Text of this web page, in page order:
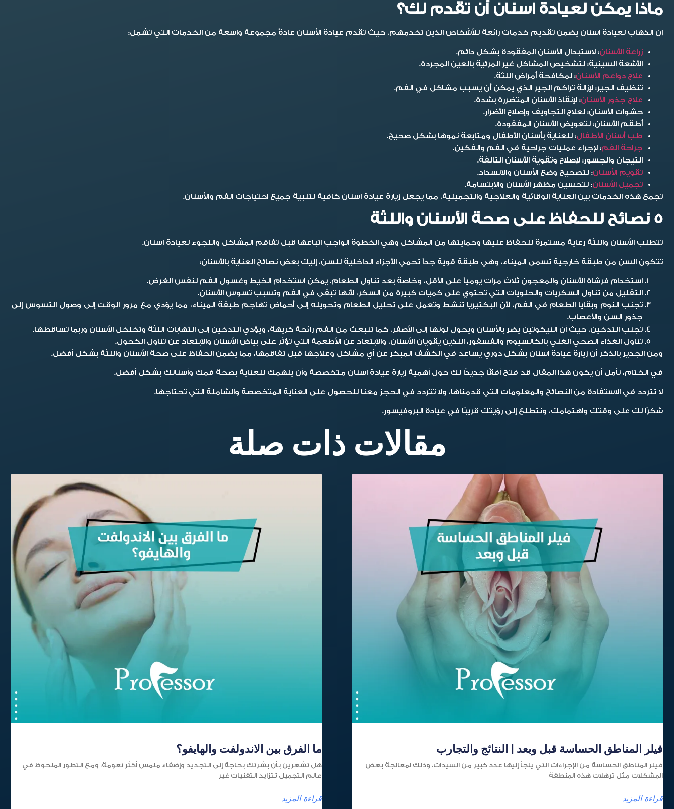
ماذا يمكن لعيادة اسنان أن تقدم لك؟
إن الذهاب لعيادة اسنان يضمن تقديم خدمات رائعة للأشخاص الذين تخدمهم، حيث تقدم عيادة الأسنان عادةً مجموعة واسعة من الخدمات التي تشمل:
زراعة الأسنان: لاستبدال الأسنان المفقودة بشكل دائم.
الأشعة السينية: لتشخيص المشاكل غير المرئية بالعين المجردة.
علاج دواعم الأسنان: لمكافحة أمراض اللثة.
تنظيف الجير: لإزالة تراكم الجير الذي يمكن أن يسبب مشاكل في الفم.
علاج جذور الأسنان: لإنقاذ الأسنان المتضررة بشدة.
حشوات الأسنان: لعلاج التجاويف وإصلاح الأضرار.
أطقم الأسنان: لتعويض الأسنان المفقودة.
طب أسنان الأطفال: للعناية بأسنان الأطفال ومتابعة نموها بشكل صحيح.
جراحة الفم: لإجراء عمليات جراحية في الفم والفكين.
التيجان والجسور: لإصلاح وتقوية الأسنان التالفة.
تقويم الأسنان: لتصحيح وضع الأسنان والانسداد.
تجميل الأسنان: لتحسين مظهر الأسنان والابتسامة.
تجمع هذه الخدمات بين العناية الوقائية والعلاجية والتجميلية، مما يجعل زيارة عيادة اسنان كافية لتلبية جميع احتياجات الفم والأسنان.
5 نصائح للحفاظ على صحة الأسنان واللثة
تتطلب الأسنان واللثة رعاية مستمرة للحفاظ عليها وحمايتها من المشاكل وهي الخطوة الواجب اتباعها قبل تفاقم المشاكل واللجوء لعيادة اسنان.
تتكون السن من طبقة خارجية تسمى الميناء، وهي طبقة قوية جداً تحمي الأجزاء الداخلية للسن، إليك بعض نصائح العناية بالأسنان:
استخدام فرشاة الأسنان والمعجون ثلاث مرات يومياً على الأقل، وخاصة بعد تناول الطعام. يمكن استخدام الخيط وغسول الفم لنفس الغرض.
التقليل من تناول السكريات والحلويات التي تحتوي على كميات كبيرة من السكر، لأنها تبقى في الفم وتسبب تسوس الأسنان.
تجنب النوم وبقايا الطعام في الفم، لأن البكتيريا تنشط وتعمل على تحليل الطعام وتحويله إلى أحماض تهاجم طبقة الميناء، مما يؤدي مع مرور الوقت إلى وصول التسوس إلى
جذور السن والأعصاب.
تجنب التدخين، حيث أن النيكوتين يضر بالأسنان ويحول لونها إلى الأصفر، كما تنبعث من الفم رائحة كريهة، ويؤدي التدخين إلى التهابات اللثة وتخلخل الأسنان وربما تساقطها.
تناول الغذاء الصحي الغني بالكالسيوم والفسفور، اللذين يقويان الأسنان، والابتعاد عن الأطعمة التي تؤثر على بياض الأسنان والابتعاد عن تناول الكحول.
ومن الجدير بالذكر أن زيارة عيادة اسنان بشكل دوري يساعد في الكشف المبكر عن أي مشاكل وعلاجها قبل تفاقمها، مما يضمن الحفاظ على صحة الأسنان واللثة بشكل أفضل.
في الختام، نأمل أن يكون هذا المقال قد فتح أفقًا جديدًا لك حول أهمية زيارة عيادة اسنان متخصصة وأن يلهمك للعناية بصحة فمك وأسنانك بشكل أفضل.
لا تتردد في الاستفادة من النصائح والمعلومات التي قدمناها، ولا تتردد في الحجز معنا للحصول على العناية المتخصصة والشاملة التي تحتاجها.
شكرًا لك على وقتك واهتمامك، ونتطلع إلى رؤيتك قريبًا في عيادة البروفيسور.
مقالات ذات صلة
فيلر المناطق الحساسة قبل وبعد | النتائج والتجارب
فيلر المناطق الحساسة من الإجراءات التي يلجأ إليها عدد كبير من السيدات، وذلك لمعالجة بعض
المشكلات مثل ترهلات هذه المنطقة
قراءة المزيد
ما الفرق بين الاندولفت والهايفو؟
هل تشعرين بأن بشرتك بحاجة إلى التجديد وإضفاء ملمس أكثر نعومة، ومع التطور الملحوظ في
عالم التجميل تتزايد التقنيات غير
قراءة المزيد